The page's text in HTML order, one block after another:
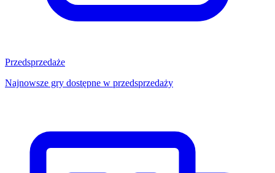
Przedsprzedaże
Najnowsze gry dostępne w przedsprzedaży